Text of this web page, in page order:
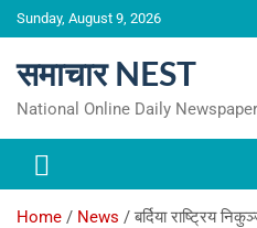
Skip
to
Sunday, August 9, 2026
समाचार NEST
National Online Daily Newspaper
Home News बर्दिया राष्ट्रिय